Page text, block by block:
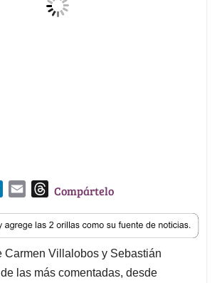
n
k
e
d
a
i
l
T
r
e
a
d
Compártelo
Carmen Villalobos y Sebastián
las más comentadas, desde